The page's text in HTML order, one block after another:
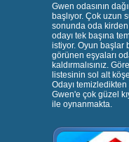
Gwen odasının
başlıyor. Çok uzun
sonunda oda
odayı tek başına
istiyor. Oyun başlar
görünen eşyaları
kaldırmalısınız.
listesinin sol alt
Odayı
Gwen'e çok güzel
ile oynanmakta.